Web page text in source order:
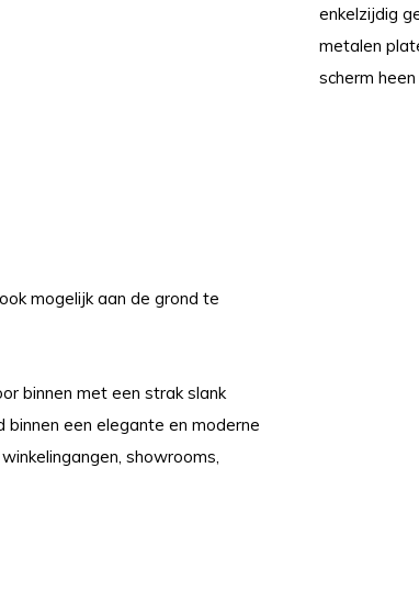
enkelzijdig
metalen
scherm
mogelijk aan de grond te
binnen met een strak slank
een elegante en moderne
showrooms,